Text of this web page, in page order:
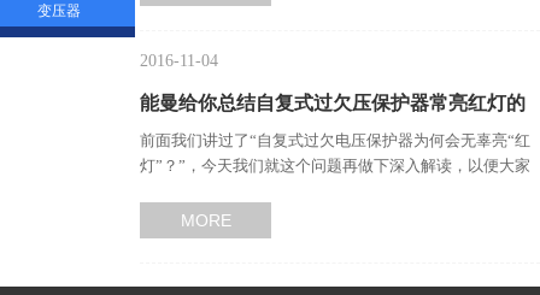
源
变压器
2016-11-04
能曼给你总结自复式过欠压保护器常亮红灯的
原因及解决办法…
前面我们讲过了“自复式过欠电压保护器为何会无辜亮“红
灯”？”，今天我们就这个问题再做下深入解读，以便大家
MORE